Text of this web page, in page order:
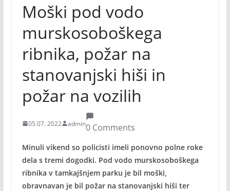
Moški pod vodo
murskosoboškega
ribnika, požar na
stanovanjski hiši in
požar na vozilih
05.07. 2022 admin0 Comments
Minuli vikend so policisti imeli ponovno polne roke
dela s tremi dogodki. Pod vodo murskosoboškega
ribnika v tamkajšnjem parku je bil moški,
obravnavan je bil požar na stanovanjski hiši ter